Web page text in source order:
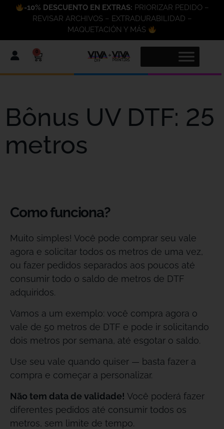
-10% DESCUENTO EN EXTRAS: PRIORIZAR PEDIDO –
REVISAR ARCHIVOS – EXTRADURABILIDAD –
MAQUETACIÓN Y MÁS
0
Bônus UV DTF: 25
metros
Como funciona?
Muito simples! Você pode comprar seu vale
agora e solicitar todos os metros de uma vez,
ou fazer pedidos separados aos poucos até
consumir todo o saldo de metros de DTF
adquiridos.
Vamos a um exemplo: você compra agora o
vale de 50 metros de DTF e pode ir solicitando
dois metros por semana, até esgotar o saldo.
Use seu vale quando quiser — basta fazer a
compra e começar a personalizar.
Não tem data de validade! Você poderá fazer
diferentes pedidos até consumir todos os
metros, sem limite de tempo.